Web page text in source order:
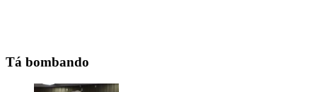
Tá bombando